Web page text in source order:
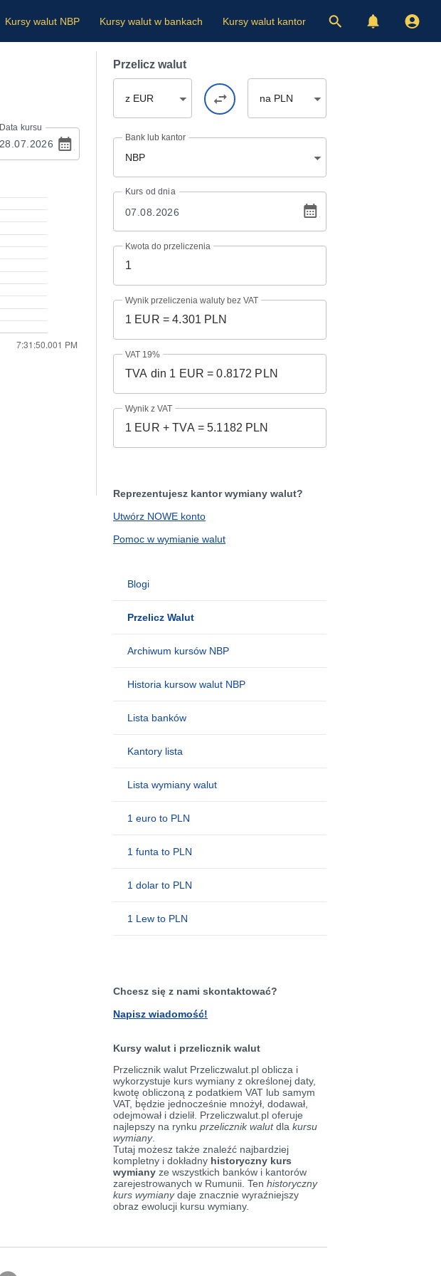
Kursy walut NBP Kursy walut w bankach Kursy walut kantor
Data kursu
Przelicz walut
z EUR na PLN
Bank lub kantor
NBP
Kurs od dnia
Kwota do przeliczenia
Wynik przeliczenia waluty bez VAT
VAT 19%
Wynik z VAT
Reprezentujesz kantor wymiany walut?
Utwórz NOWE konto
Pomoc w wymianie walut
Blogi
Przelicz Walut
Archiwum kursów NBP
Historia kursow walut NBP
Lista banków
Kantory lista
Lista wymiany walut
1 euro to PLN
1 funta to PLN
1 dolar to PLN
1 Lew to PLN
Chcesz się z nami skontaktować?
Napisz wiadomość!
Kursy walut i przelicznik walut
Przelicznik walut Przeliczwalut.pl oblicza i
wykorzystuje kurs wymiany z określonej daty,
kwotę obliczoną z podatkiem VAT lub samym
VAT, będzie jednocześnie mnożył, dodawał,
odejmował i dzielił. Przeliczwalut.pl oferuje
najlepszy na rynku przelicznik walutdla kursu
wymiany.
Tutaj możesz także znaleźć najbardziej
kompletny i dokładny historyczny kurs
wymiany ze wszystkich banków i kantorów
zarejestrowanych w Rumunii. Ten historyczny
kurs wymianydaje znacznie wyraźniejszy
obraz ewolucji kursu wymiany.